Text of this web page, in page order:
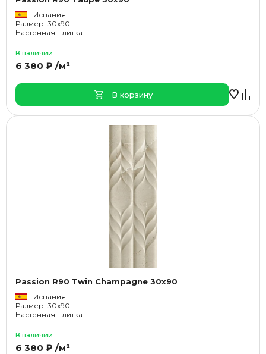
Испания
Размер: 30x90
Настенная плитка
В наличии
6 380 ₽ /м²
В корзину
Passion R90 Twin Champagne 30x90
Испания
Размер: 30x90
Настенная плитка
В наличии
6 380 ₽ /м²